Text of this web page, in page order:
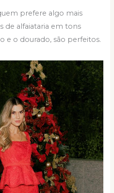
prefere algo mais
de alfaiataria em tons
e o dourado, são perfeitos.